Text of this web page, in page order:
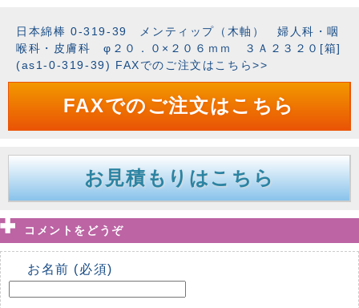
日本綿棒 0-319-39 メンティップ（木軸） 婦人科・咽
喉科・皮膚科 φ２０．０×２０６ｍｍ ３Ａ２３２０[箱]
(as1-0-319-39) FAXでのご注文はこちら>>
FAXでのご注文はこちら
お見積もりはこちら
コメントをどうぞ
お名前 (必須)